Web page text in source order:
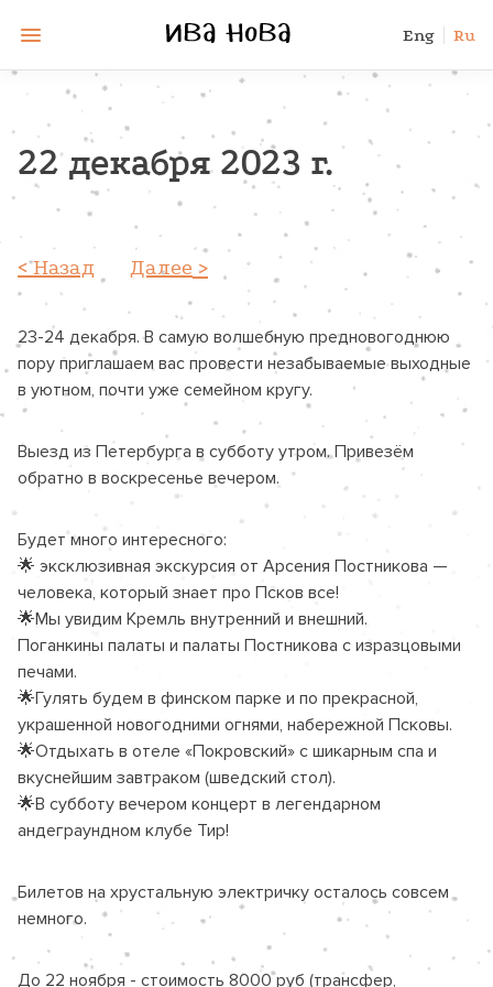
Eng Ru
22 декабря 2023 г.
Назад Далее
23-24 декабря. В самую волшебную предновогоднюю
пору приглашаем вас провести незабываемые выходные
в уютном, почти уже семейном кругу.
Выезд из Петербурга в субботу утром. Привезём
обратно в воскресенье вечером.
Будет много интересного:
🌟 эксклюзивная экскурсия от Арсения Постникова —
человека, который знает про Псков все!
🌟Мы увидим Кремль внутренний и внешний.
Поганкины палаты и палаты Постникова с изразцовыми
печами.
🌟Гулять будем в финском парке и по прекрасной,
украшенной новогодними огнями, набережной Псковы.
🌟Отдыхать в отеле «Покровский» с шикарным спа и
вкуснейшим завтраком (шведский стол).
🌟В субботу вечером концерт в легендарном
андеграундном клубе Тир!
Билетов на хрустальную электричку осталось совсем
немного.
До 22 ноября - стоимость 8000 руб (трансфер,